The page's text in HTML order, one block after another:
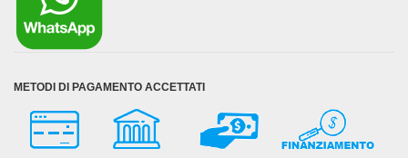
METODI DI PAGAMENTO ACCETTATI